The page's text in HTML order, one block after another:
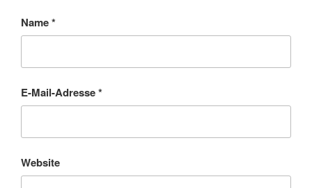
Name*
E-Mail-Adresse*
Website